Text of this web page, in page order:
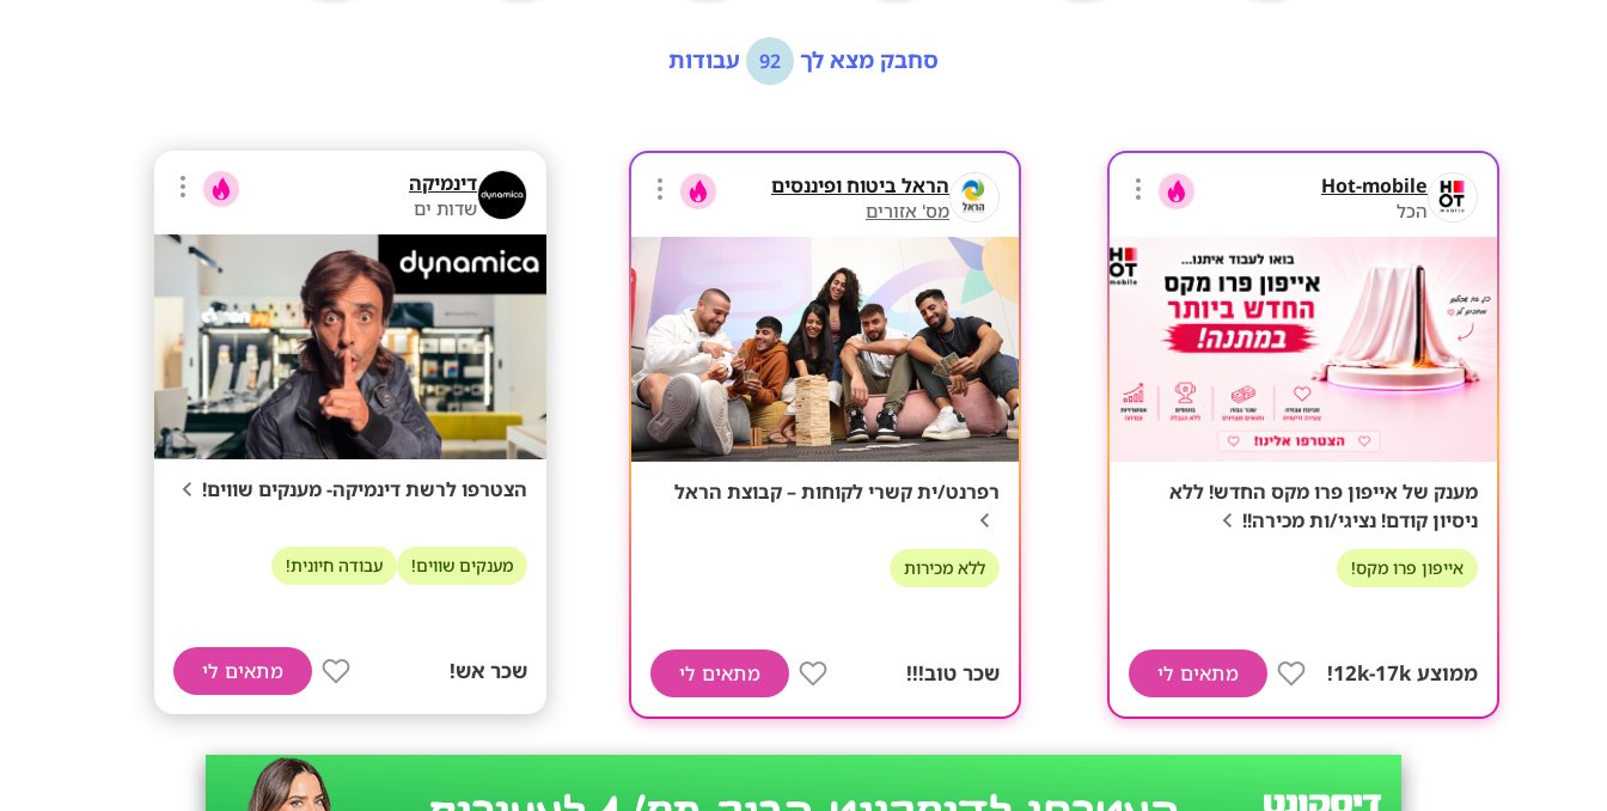
סחבק מצא לך 92 עבודות
Hot-mobile
הכל
מענק של אייפון פרו מקס החדש! ללא
ניסיון קודם! נציגי/ות מכירה!!
אייפון פרו מקס!
ממוצע 12k-17k! מתאים לי
הראל ביטוח ופיננסים
מס' אזורים
רפרנט/ית קשרי לקוחות – קבוצת הראל
ללא מכירות
שכר טוב!!! מתאים לי
דינמיקה
שדות ים
הצטרפו לרשת דינמיקה- מענקים שווים!
מענקים שווים! עבודה חיונית!
שכר אש! מתאים לי